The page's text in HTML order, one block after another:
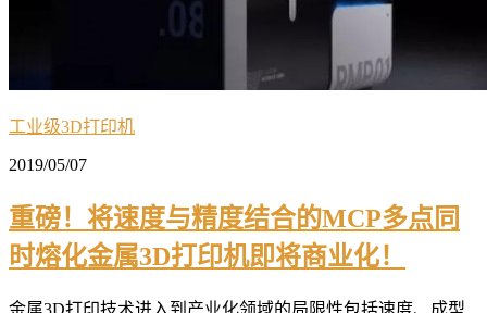
工业级3D打印机
2019/05/07
重磅！将速度与精度结合的MCP多点同
时熔化金属3D打印机即将商业化！
金属3D打印技术进入到产业化领域的局限性包括速度、成型